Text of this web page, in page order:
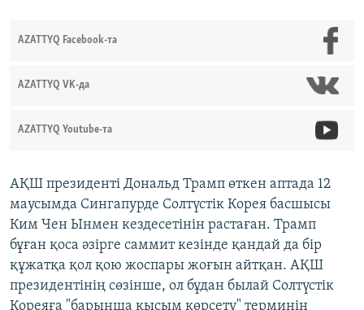
AZATTYQ Facebook-та
AZATTYQ VK-да
AZATTYQ Youtube-та
АҚШ президенті Дональд Трамп өткен аптада 12
маусымда Сингапурде Солтүстік Корея басшысы
Ким Чен Ынмен кездесетінін растаған. Трамп
бұған қоса әзірге саммит кезінде қандай да бір
құжатқа қол қою жоспары жоғын айтқан. АҚШ
президентінің сөзінше, ол бұдан былай Солтүстік
Кореяға "барынша қысым көрсету" терминін